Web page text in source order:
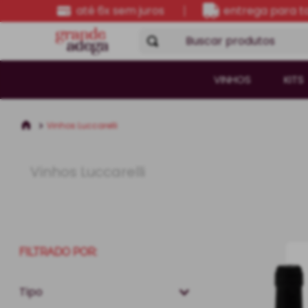
até 6x sem juros entrega para
Buscar produtos
VINHOS KITS
Vinhos Luccarelli
FILTRADO POR:
Tipo